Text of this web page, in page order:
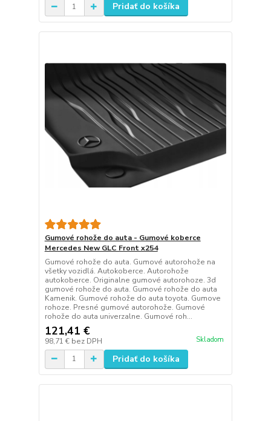
Pridať do košíka
Gumové rohože do auta - Gumové koberce
Mercedes New GLC Front x254
Gumové rohože do auta. Gumové autorohože na
všetky vozidlá. Autokoberce. Autorohože
autokoberce. Originalne gumové autorohoze. 3d
gumové rohože do auta. Gumové rohože do auta
Kamenik. Gumové rohože do auta toyota. Gumove
rohoze. Presné gumové autorohože. Gumové
rohože do auta univerzalne. Gumové roh...
121,41 €
98,71 € bez DPH Skladom
Pridať do košíka